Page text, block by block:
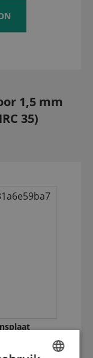
1,5 mm
35)